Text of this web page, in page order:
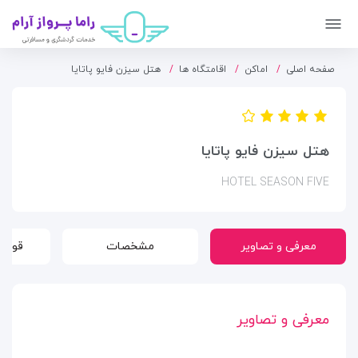
صفحه اصلی اماکن اقامتگاه ها هتل سیزن فایو پاتایا
هتل سیزن فایو پاتایا
HOTEL SEASON FIVE
معرفی و تصاویر مشخصات
معرفی و تصاویر